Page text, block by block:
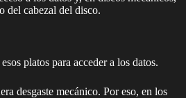
del cabezal del disco.
platos para acceder a los datos.
desgaste mecánico. Por eso, en los